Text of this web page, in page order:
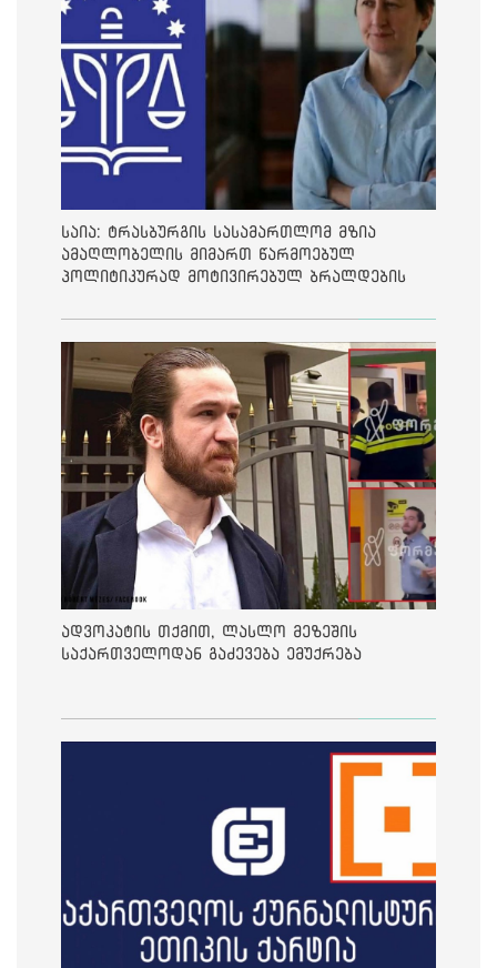
საია: ტრასბურგის სასამართლომ მზია
ამაღლობელის მიმართ წარმოებულ
პოლიტიკურად მოტივირებულ ბრალდების
ადვოკატის თქმით, ლასლო მეზეშის
საქართველოდან გაძევება ემუქრება